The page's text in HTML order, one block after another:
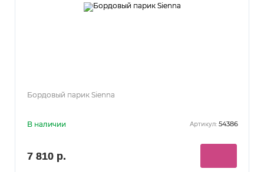
Бордовый парик Sienna
В наличии Артикул: 54386
7 810 р.